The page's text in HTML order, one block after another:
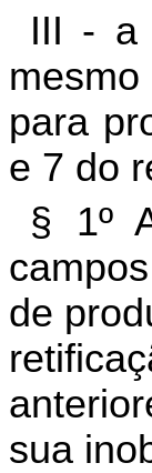
III - a
para
e 7 do
§ 1º
de
sua